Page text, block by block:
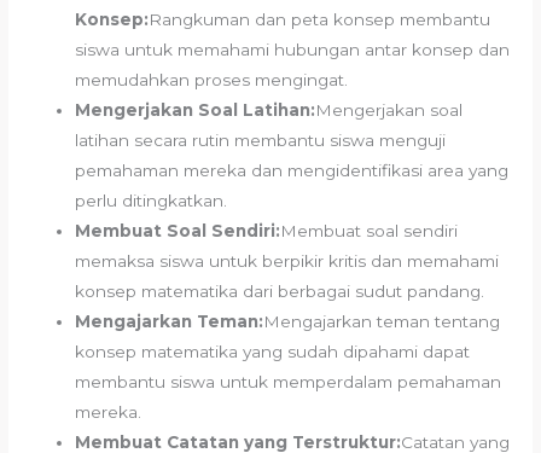
Konsep:Rangkuman dan peta konsep membantu
siswa untuk memahami hubungan antar konsep dan
memudahkan proses mengingat.
Mengerjakan Soal Latihan:Mengerjakan soal
latihan secara rutin membantu siswa menguji
pemahaman mereka dan mengidentifikasi area yang
perlu ditingkatkan.
Membuat Soal Sendiri:Membuat soal sendiri
memaksa siswa untuk berpikir kritis dan memahami
konsep matematika dari berbagai sudut pandang.
Mengajarkan Teman:Mengajarkan teman tentang
konsep matematika yang sudah dipahami dapat
membantu siswa untuk memperdalam pemahaman
mereka.
Membuat Catatan yang Terstruktur:Catatan yang